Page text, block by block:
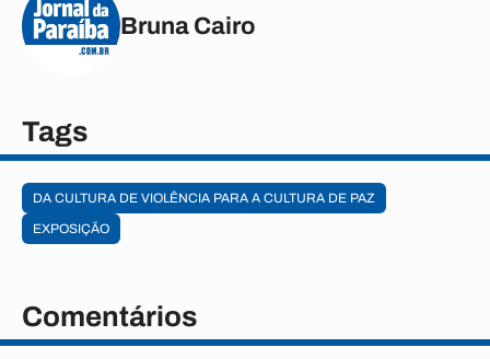
Bruna Cairo
Tags
DA CULTURA DE VIOLÊNCIA PARA A CULTURA DE PAZ
EXPOSIÇÃO
Comentários